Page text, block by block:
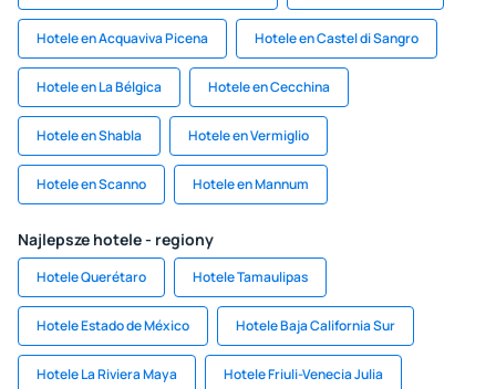
Hotele en Acquaviva Picena Hotele en Castel di Sangro
Hotele en La Bélgica Hotele en Cecchina
Hotele en Shabla Hotele en Vermiglio
Hotele en Scanno Hotele en Mannum
Najlepsze hotele - regiony
Hotele Querétaro Hotele Tamaulipas
Hotele Estado de México Hotele Baja California Sur
Hotele La Riviera Maya Hotele Friuli-Venecia Julia